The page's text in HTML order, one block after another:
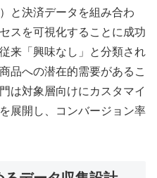
と決済データを組み合わ
スを可視化することに成功
来「興味なし」と分類され
品への潜在的需要があるこ
は対象層向けにカスタマイ
展開し、コンバージョン率